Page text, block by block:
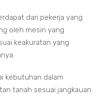
dari pekerja yang
oleh mesin yang
keakuratan yang
kebutuhan dalam
tanah sesuai jangkauan